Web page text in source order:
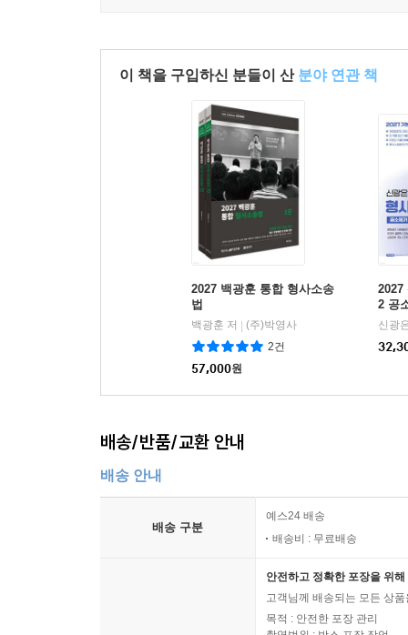
이 책을 구입하신 분들이 산 분야 연관 책
2027 백광훈 통합 형사소송
법
백광훈 저
(주)박영사
2건
57,000원
2027
2 공
신광
배송/반품/교환 안내
배송 안내
배송 구분
예스24 배송
배송비 : 무료배송
안전하고 정확한 포장을 위
고객님께 배송되는 모든 상
목적 : 안전한 포장 관리